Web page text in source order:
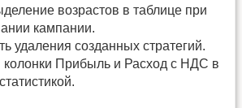
возрастов в таблице при
кампании.
удаления созданных стратегий.
Прибыль и Расход с НДС в